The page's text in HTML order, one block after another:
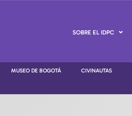
SOBRE EL IDPC
MUSEO DE BOGOTÁ CIVINAUTAS